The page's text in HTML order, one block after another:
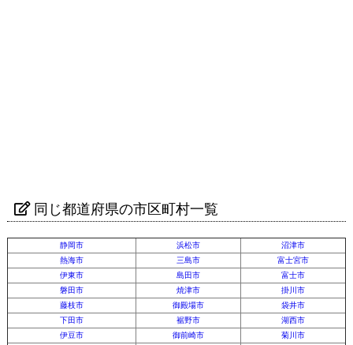
同じ都道府県の市区町村一覧
静岡市 浜松市
沼津市
熱海市
三島市
富士宮市
伊東市
島田市
富士市
磐田市
焼津市
掛川市
藤枝市
御殿場市
袋井市
下田市
裾野市
湖西市
伊豆市
御前崎市
菊川市